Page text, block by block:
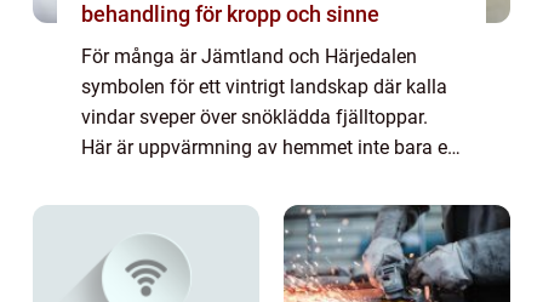
behandling för kropp och sinne
För många är Jämtland och Härjedalen
symbolen för ett vintrigt landskap där kalla
vindar sveper över snöklädda fjälltoppar.
Här är uppvärmning av hemmet inte bara en